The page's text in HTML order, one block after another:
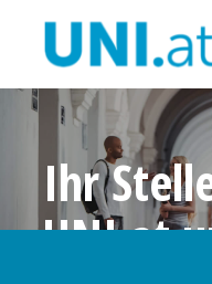
Ihr
UNI.at